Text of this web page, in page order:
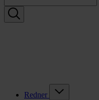
Redner